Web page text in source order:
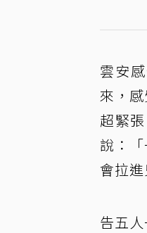
雲安
來，
超緊
說：
會拉
告五